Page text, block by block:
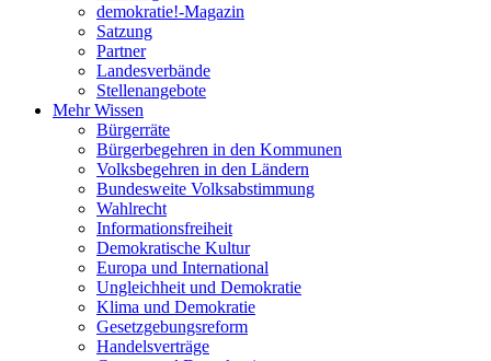
demokratie!-Magazin
Satzung
Partner
Landesverbände
Stellenangebote
Mehr Wissen
Bürgerräte
Bürgerbegehren in den Kommunen
Volksbegehren in den Ländern
Bundesweite Volksabstimmung
Wahlrecht
Informationsfreiheit
Demokratische Kultur
Europa und International
Ungleichheit und Demokratie
Klima und Demokratie
Gesetzgebungsreform
Handelsverträge